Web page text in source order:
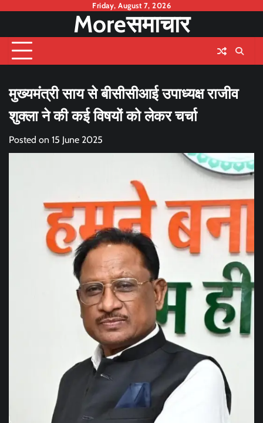
content
Friday, August 7, 2026
Moreसमाचार
मुख्यमंत्री साय से बीसीसीआई उपाध्यक्ष राजीव
शुक्ला ने की कई विषयों को लेकर चर्चा
Posted on 15 June 2025